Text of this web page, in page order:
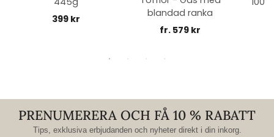
399 kr
blandad ranka
fr. 579 kr
PRENUMERERA OCH FÅ 10 % RABATT
Tips, exklusiva erbjudanden och nyheter direkt i din inkorg.